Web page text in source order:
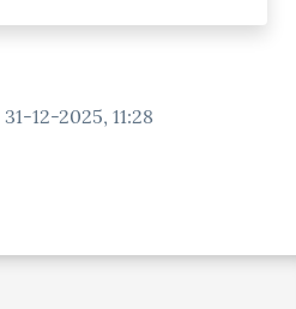
31-12-2025, 11:28